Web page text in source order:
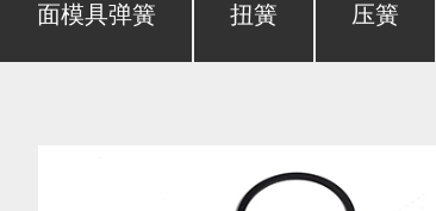
截面模具弹簧 扭簧 压簧